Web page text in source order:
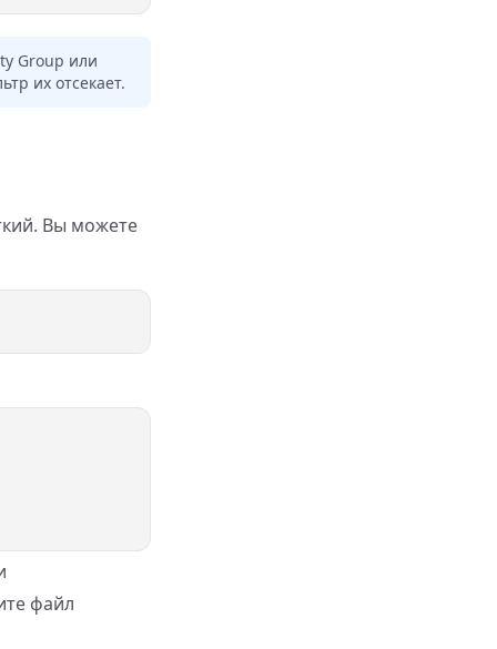
Group или
их отсекает.
Вы можете
файл